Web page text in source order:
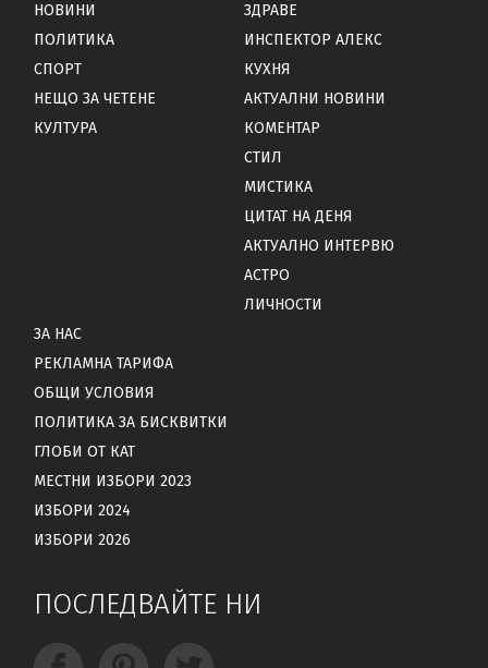
НОВИНИ
ПОЛИТИКА
СПОРТ
НЕЩО ЗА ЧЕТЕНЕ
КУЛТУРА
ЗДРАВЕ
ИНСПЕКТОР АЛЕКС
КУХНЯ
АКТУАЛНИ НОВИНИ
КОМЕНТАР
СТИЛ
МИСТИКА
ЦИТАТ НА ДЕНЯ
АКТУАЛНО ИНТЕРВЮ
АСТРО
ЛИЧНОСТИ
ЗА НАС
РЕКЛАМНА ТАРИФА
ОБЩИ УСЛОВИЯ
ПОЛИТИКА ЗА БИСКВИТКИ
ГЛОБИ ОТ КАТ
МЕСТНИ ИЗБОРИ 2023
ИЗБОРИ 2024
ИЗБОРИ 2026
ПОСЛЕДВАЙТЕ НИ